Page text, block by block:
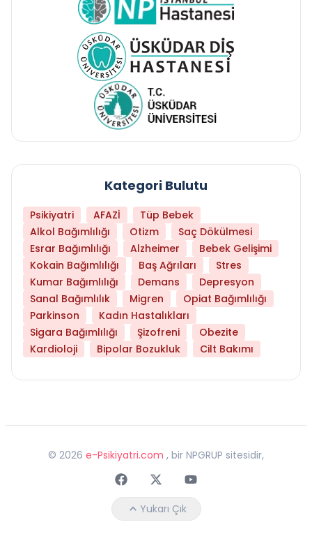
Kategori Bulutu
Psikiyatri AFAZİ
Tüp Bebek
Alkol Bağımlılığı
Otizm
Saç Dökülmesi
Esrar Bağımlılığı
Alzheimer
Bebek Gelişimi
Kokain Bağımlılığı
Baş Ağrıları
Stres
Kumar Bağımlılığı
Demans
Depresyon
Sanal Bağımlılık
Migren
Opiat Bağımlılığı
Parkinson
Kadın Hastalıkları
Sigara Bağımlılığı
Şizofreni
Obezite
Kardioloji
Bipolar Bozukluk Cilt Bakımı
© 2026 e-Psikiyatri.com , bir NPGRUP sitesidir,
FaceebokTwitterYoutube
Yukarı Çık